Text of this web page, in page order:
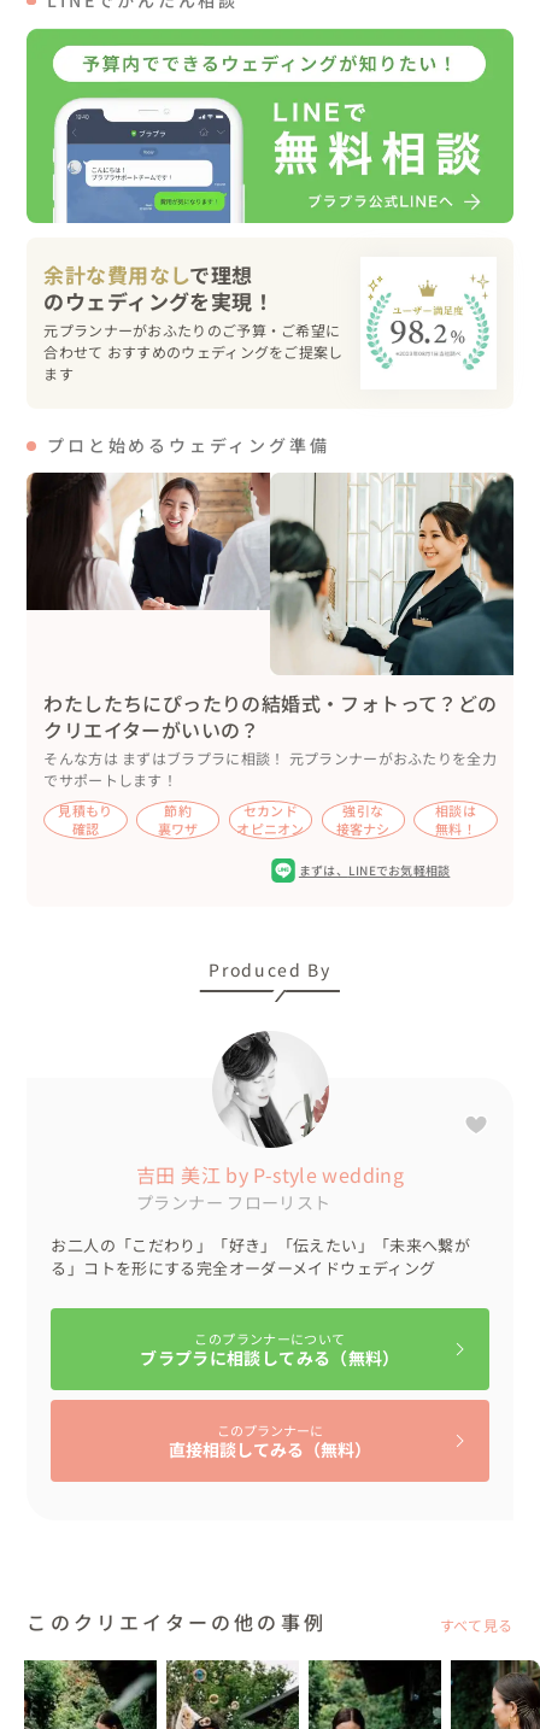
オーダーメイドケーキとデザートビュッフェは
スイーツクリエイターに依頼。
グリーンいっぱいの森の中で色鮮やかなケーキは
食べられるお花エディブルフラワーでデコレーション。
スイーツはお二人がゲストの皆様へサーブしました。
パーティー中は新郎新婦、ご親族、ゲスト全員終始最高の
笑顔！
準備期間中、誰よりも自分のことよりゲストに楽しんでい
ただきたい！と新婦の気遣いの繊細な優しい想いが叶った
一日となりました。
たですなどたくさんお声かけいただきました。
中でも新婦お婆ちゃんから自分が若かったらこんな結婚式
がしたかった、と仰っていただいて心から嬉しかったのを
覚えています。
オリジナルウェディングの魅力が皆さまに伝わる素敵な結
余計な費用なしで理想
元プランナーがおふたりのご予算・ご希望に
合わせて おすすめのウェディングをご提案し
ます
プロと始めるウェディング準備
わたしたちにぴったりの結婚式・フォトって？どの
クリエイターがいいの？
そんな方は まずはブラプラに相談！ 元プランナーがおふたりを全力
でサポートします！
見積もり
確認
節約
裏ワザ
セカンド
オピニオン
強引な
接客ナシ
相談は
無料！
まずは、 LINEでお気軽相談
Produced By
吉田 美江 by P-style wedding
プランナー フローリスト
お二人の「こだわり」「好き」「伝えたい」「未来へ繋が
る」コトを形にする完全オーダーメイドウェディング
このプランナーについて
ブラプラに相談してみる（無料）
このプランナーに
直接相談してみる（無料）
このクリエイターの他の事例 すべて見る